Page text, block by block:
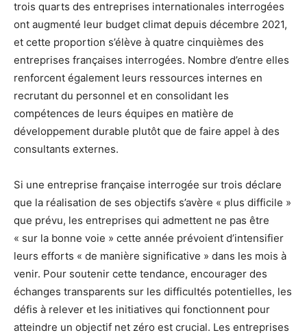
trois quarts des entreprises internationales interrogées
ont augmenté leur budget climat depuis décembre 2021,
et cette proportion s’élève à quatre cinquièmes des
entreprises françaises interrogées. Nombre d’entre elles
renforcent également leurs ressources internes en
recrutant du personnel et en consolidant les
compétences de leurs équipes en matière de
développement durable plutôt que de faire appel à des
consultants externes.
Si une entreprise française interrogée sur trois déclare
que la réalisation de ses objectifs s’avère « plus difficile »
que prévu, les entreprises qui admettent ne pas être
« sur la bonne voie » cette année prévoient d’intensifier
leurs efforts « de manière significative » dans les mois à
venir. Pour soutenir cette tendance, encourager des
échanges transparents sur les difficultés potentielles, les
défis à relever et les initiatives qui fonctionnent pour
atteindre un objectif net zéro est crucial. Les entreprises